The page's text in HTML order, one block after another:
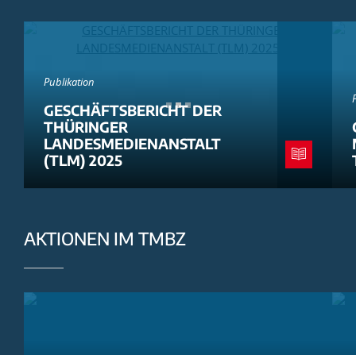
Publikation
GESCHÄFTSBERICHT DER
THÜRINGER
LANDESMEDIENANSTALT
(TLM) 2025
AKTIONEN IM TMBZ